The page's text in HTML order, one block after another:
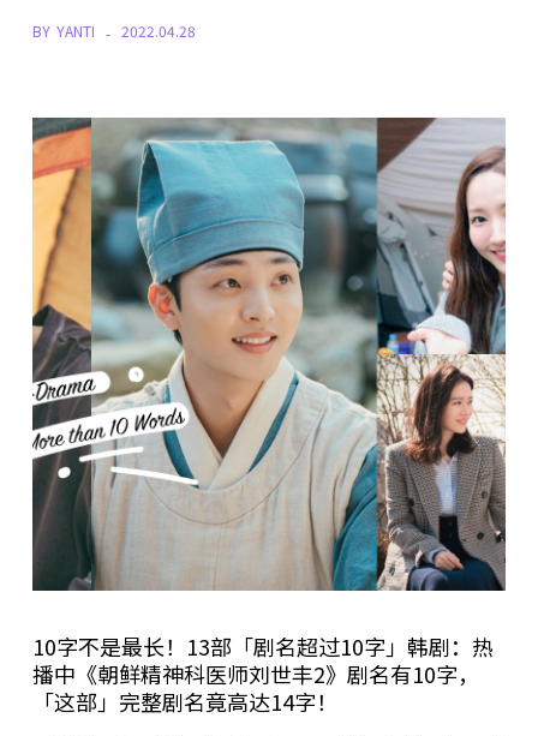
BY YANTI 2022.04.28
10字不是最长！13部「剧名超过10字」韩剧：热
播中《朝鲜精神科医师刘世丰2》剧名有10字，
「这部」完整剧名竟高达14字！